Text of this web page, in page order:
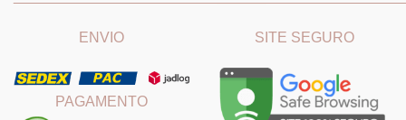
ENVIO
PAGAMENTO
SITE SEGURO